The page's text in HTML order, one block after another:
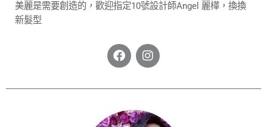
美麗是需要創造的，歡迎指定10號設計師Angel 麗樺，換換
新髮型